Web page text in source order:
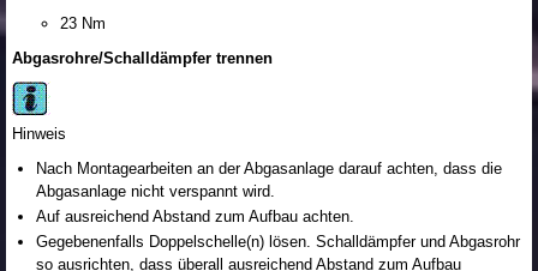
23 Nm
Abgasrohre/Schalldämpfer trennen
Hinweis
Nach Montagearbeiten an der Abgasanlage darauf achten, dass die
Abgasanlage nicht verspannt wird.
Auf ausreichend Abstand zum Aufbau achten.
Gegebenenfalls Doppelschelle(n) lösen. Schalldämpfer und Abgasrohr
so ausrichten, dass überall ausreichend Abstand zum Aufbau